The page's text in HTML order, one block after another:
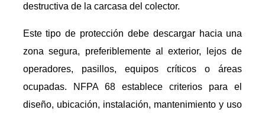
destructiva de la carcasa del colector.
Este tipo de protección debe descargar hacia una
zona segura, preferiblemente al exterior, lejos de
operadores, pasillos, equipos críticos o áreas
ocupadas. NFPA 68 establece criterios para el
diseño, ubicación, instalación, mantenimiento y uso